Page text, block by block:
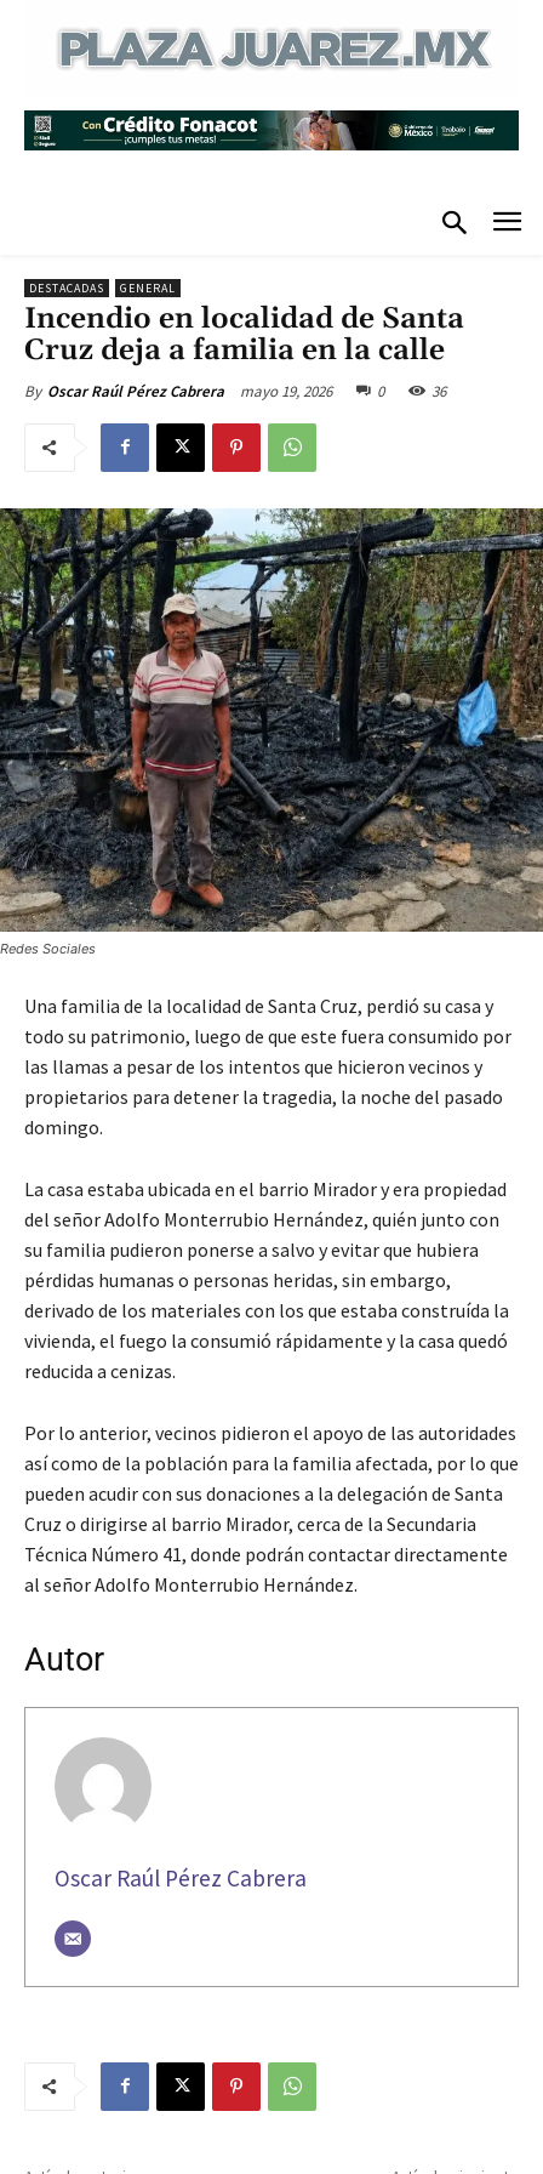
DESTACADAS GENERAL
Incendio en localidad de Santa
Cruz deja a familia en la calle
By Oscar Raúl Pérez Cabrera mayo 19, 2026 0 36
Redes Sociales
Una familia de la localidad de Santa Cruz, perdió su casa y
todo su patrimonio, luego de que este fuera consumido por
las llamas a pesar de los intentos que hicieron vecinos y
propietarios para detener la tragedia, la noche del pasado
domingo.
La casa estaba ubicada en el barrio Mirador y era propiedad
del señor Adolfo Monterrubio Hernández, quién junto con
su familia pudieron ponerse a salvo y evitar que hubiera
pérdidas humanas o personas heridas, sin embargo,
derivado de los materiales con los que estaba construída la
vivienda, el fuego la consumió rápidamente y la casa quedó
reducida a cenizas.
Por lo anterior, vecinos pidieron el apoyo de las autoridades
así como de la población para la familia afectada, por lo que
pueden acudir con sus donaciones a la delegación de Santa
Cruz o dirigirse al barrio Mirador, cerca de la Secundaria
Técnica Número 41, donde podrán contactar directamente
al señor Adolfo Monterrubio Hernández.
Autor
Oscar Raúl Pérez Cabrera